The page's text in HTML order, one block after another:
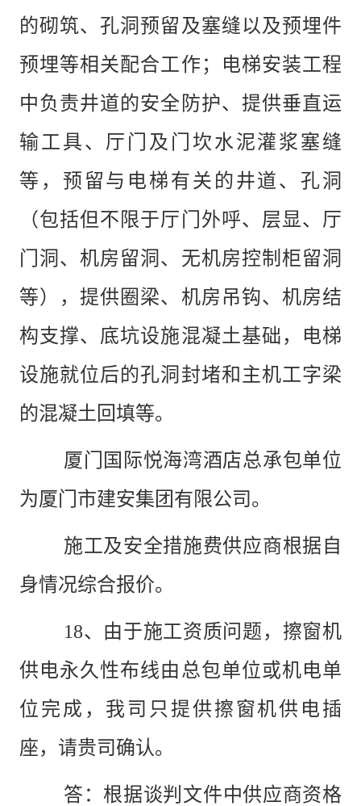
的砌筑、孔洞预留及塞缝以及预埋件
预埋等相关配合工作；电梯安装工程
中负责井道的安全防护、提供垂直运
输工具、厅门及门坎水泥灌浆塞缝
等，预留与电梯有关的井道、孔洞
（包括但不限于厅门外呼、层显、厅
门洞、机房留洞、无机房控制柜留洞
等），提供圈梁、机房吊钩、机房结
构支撑、底坑设施混凝土基础，电梯
设施就位后的孔洞封堵和主机工字梁
的混凝土回填等。
厦门国际悦海湾酒店总承包单位
为厦门市建安集团有限公司。
施工及安全措施费供应商根据自
身情况综合报价。
18、由于施工资质问题，擦窗机
供电永久性布线由总包单位或机电单
位完成，我司只提供擦窗机供电插
座，请贵司确认。
答： 根据谈判文件中供应商资格